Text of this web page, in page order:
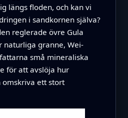
längs floden, och kan vi
i sandkornen själva?
reglerade övre Gula
naturliga granne, Wei-
små mineraliska
för att avslöja hur
ett stort